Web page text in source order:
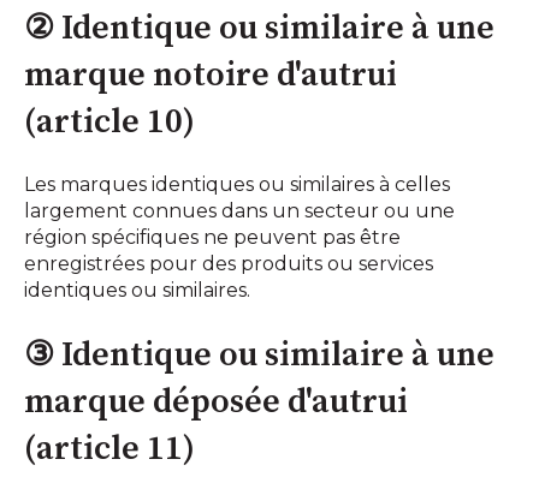
② Identique ou similaire à une
marque notoire d'autrui
(article 10)
Les marques identiques ou similaires à celles
largement connues dans un secteur ou une
région spécifiques ne peuvent pas être
enregistrées pour des produits ou services
identiques ou similaires.
③ Identique ou similaire à une
marque déposée d'autrui
(article 11)